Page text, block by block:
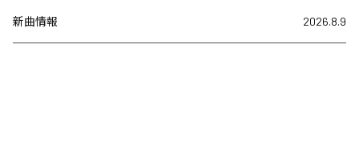
新曲情報 2026.8.9